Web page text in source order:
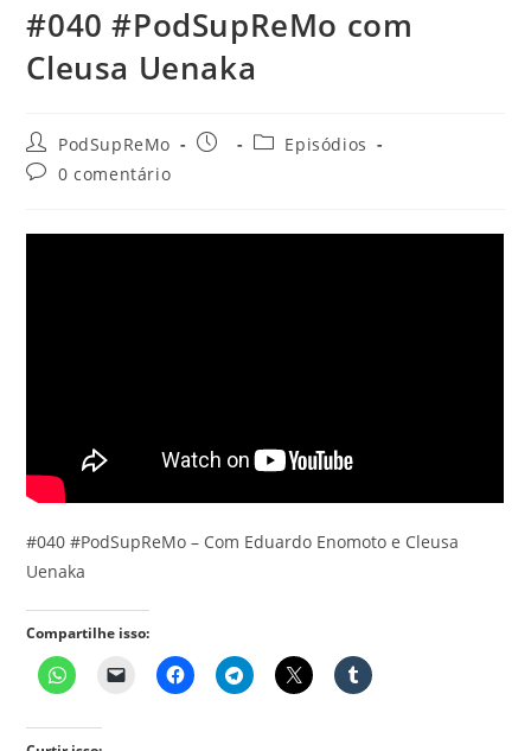
#040 #PodSupReMo com
Cleusa Uenaka
Autor
do
post:
PodSupReMo
Post
Categoria
Episódios
Comentários
0 comentário
#040 #PodSupReMo – Com Eduardo Enomoto e Cleusa
Uenaka
Compartilhe isso: